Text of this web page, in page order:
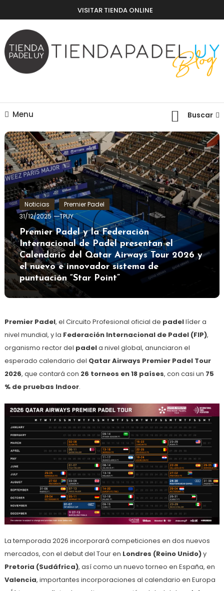
To
Content
VISITAR TIENDA ONLINE
Menu Buscar
Noticias
Premier Padel
31/12/2025
TPUY
Premier Padel y la Federación
Internacional de Padel presentan el
Calendario del Qatar Airways Tour 2026 y
el nuevo e innovador sistema de
puntuación “Star Point”
Premier Padel, el Circuito Profesional oficial de padellíder a
nivel mundial, y la Federación Internacional de Padel (FIP),
organismo rector del padela nivel global, anunciaron el
esperado calendario del Qatar Airways Premier Padel Tour
2026, que contará con 26 torneos en 18 países, con casi un 75
% de pruebas Indoor.
La temporada 2026 incorporará competiciones en dos nuevos
mercados, con el debut del Tour en Londres (Reino Unido)y
Pretoria (Sudáfrica), así como un nuevo torneo en España, en
Valencia, importantes incorporaciones al calendario en Europa